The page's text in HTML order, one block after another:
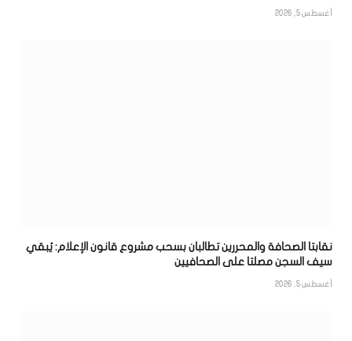
أغسطس 5, 2026
نقابتا الصحافة والمحررين تطالبان بسحب مشروع قانون الإعلام: يُبقي
سيف السجن مصلتا على الصحافيين
أغسطس 5, 2026